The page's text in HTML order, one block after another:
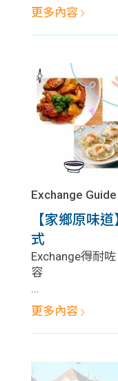
更多內容
Exchange Guide
【家鄉原味
式
Exchange得耐
容
...
更多內容